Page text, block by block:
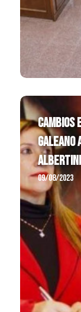
Cambios
Galeano
09/08/2023